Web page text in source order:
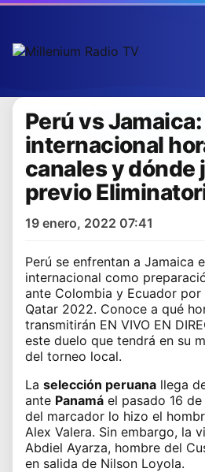
Perú vs
internacional
canales y dónde
previo
19 enero, 2022 07:41
Perú se enfrentan a Jamaica
internacional como
ante Colombia y Ecuador por
Qatar 2022. Conoce a qué
transmitirán EN VIVO EN
este duelo que tendrá en su
del torneo local.
La selección peruana llega
ante Panamá el pasado 16
del marcador lo hizo el
Alex Valera. Sin embargo, la
Abdiel Ayarza, hombre del
en salida de Nilson Loyola.